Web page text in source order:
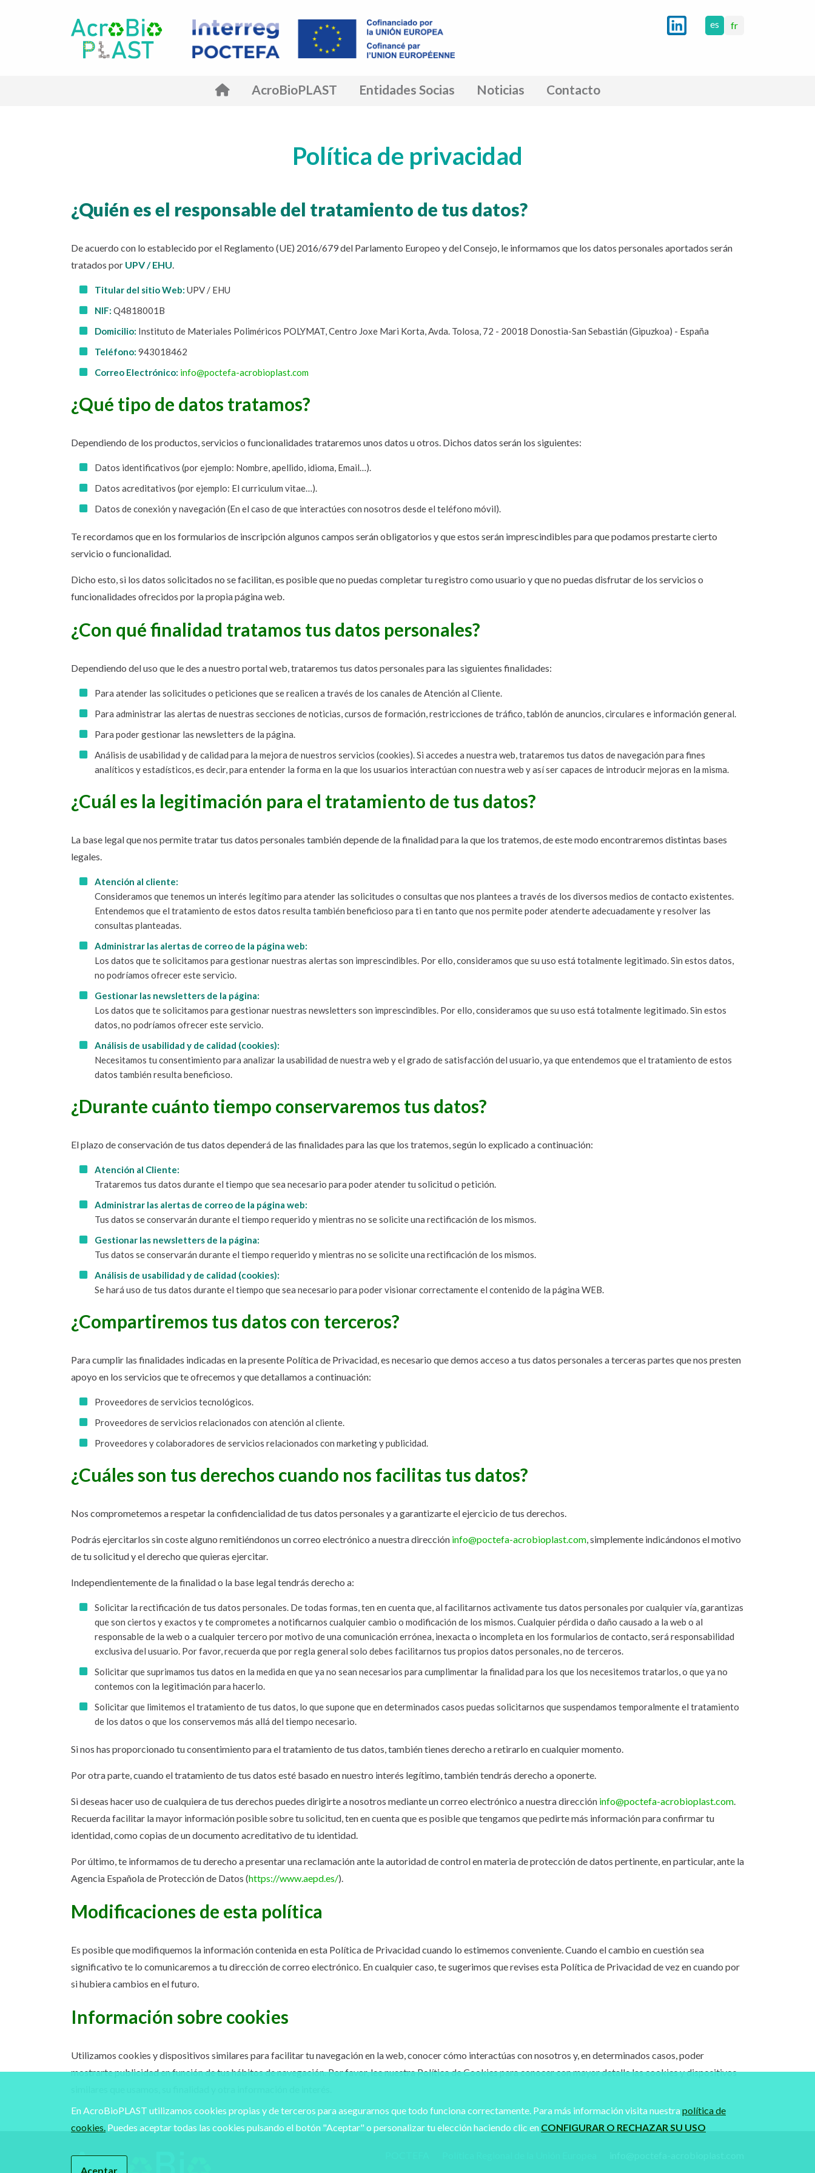
es fr
AcroBioPLAST Entidades Socias Noticias Contacto
Política de privacidad
¿Quién es el responsable del tratamiento de tus datos?
De acuerdo con lo establecido por el Reglamento (UE) 2016/679 del Parlamento Europeo y del Consejo, le informamos que los datos personales aportados serán
tratados por UPV / EHU.
Titular del sitio Web: UPV / EHU
NIF: Q4818001B
Domicilio: Instituto de Materiales Poliméricos POLYMAT, Centro Joxe Mari Korta, Avda. Tolosa, 72 - 20018 Donostia-San Sebastián (Gipuzkoa) - España
Teléfono: 943018462
Correo Electrónico: info@poctefa-acrobioplast.com
¿Qué tipo de datos tratamos?
Dependiendo de los productos, servicios o funcionalidades trataremos unos datos u otros. Dichos datos serán los siguientes:
Datos identificativos (por ejemplo: Nombre, apellido, idioma, Email…).
Datos acreditativos (por ejemplo: El curriculum vitae…).
Datos de conexión y navegación (En el caso de que interactúes con nosotros desde el teléfono móvil).
Te recordamos que en los formularios de inscripción algunos campos serán obligatorios y que estos serán imprescindibles para que podamos prestarte cierto
servicio o funcionalidad.
Dicho esto, si los datos solicitados no se facilitan, es posible que no puedas completar tu registro como usuario y que no puedas disfrutar de los servicios o
funcionalidades ofrecidos por la propia página web.
¿Con qué finalidad tratamos tus datos personales?
Dependiendo del uso que le des a nuestro portal web, trataremos tus datos personales para las siguientes finalidades:
Para atender las solicitudes o peticiones que se realicen a través de los canales de Atención al Cliente.
Para administrar las alertas de nuestras secciones de noticias, cursos de formación, restricciones de tráfico, tablón de anuncios, circulares e información general.
Para poder gestionar las newsletters de la página.
Análisis de usabilidad y de calidad para la mejora de nuestros servicios (cookies). Si accedes a nuestra web, trataremos tus datos de navegación para fines
analíticos y estadísticos, es decir, para entender la forma en la que los usuarios interactúan con nuestra web y así ser capaces de introducir mejoras en la misma.
¿Cuál es la legitimación para el tratamiento de tus datos?
La base legal que nos permite tratar tus datos personales también depende de la finalidad para la que los tratemos, de este modo encontraremos distintas bases
legales.
Atención al cliente:
Consideramos que tenemos un interés legítimo para atender las solicitudes o consultas que nos plantees a través de los diversos medios de contacto existentes.
Entendemos que el tratamiento de estos datos resulta también beneficioso para ti en tanto que nos permite poder atenderte adecuadamente y resolver las
consultas planteadas.
Administrar las alertas de correo de la página web:
Los datos que te solicitamos para gestionar nuestras alertas son imprescindibles. Por ello, consideramos que su uso está totalmente legitimado. Sin estos datos,
no podríamos ofrecer este servicio.
Gestionar las newsletters de la página:
Los datos que te solicitamos para gestionar nuestras newsletters son imprescindibles. Por ello, consideramos que su uso está totalmente legitimado. Sin estos
datos, no podríamos ofrecer este servicio.
Análisis de usabilidad y de calidad (cookies):
Necesitamos tu consentimiento para analizar la usabilidad de nuestra web y el grado de satisfacción del usuario, ya que entendemos que el tratamiento de estos
datos también resulta beneficioso.
¿Durante cuánto tiempo conservaremos tus datos?
El plazo de conservación de tus datos dependerá de las finalidades para las que los tratemos, según lo explicado a continuación:
Atención al Cliente:
Trataremos tus datos durante el tiempo que sea necesario para poder atender tu solicitud o petición.
Administrar las alertas de correo de la página web:
Tus datos se conservarán durante el tiempo requerido y mientras no se solicite una rectificación de los mismos.
Gestionar las newsletters de la página:
Tus datos se conservarán durante el tiempo requerido y mientras no se solicite una rectificación de los mismos.
Análisis de usabilidad y de calidad (cookies):
Se hará uso de tus datos durante el tiempo que sea necesario para poder visionar correctamente el contenido de la página WEB.
¿Compartiremos tus datos con terceros?
Para cumplir las finalidades indicadas en la presente Política de Privacidad, es necesario que demos acceso a tus datos personales a terceras partes que nos presten
apoyo en los servicios que te ofrecemos y que detallamos a continuación:
Proveedores de servicios tecnológicos.
Proveedores de servicios relacionados con atención al cliente.
Proveedores y colaboradores de servicios relacionados con marketing y publicidad.
¿Cuáles son tus derechos cuando nos facilitas tus datos?
Nos comprometemos a respetar la confidencialidad de tus datos personales y a garantizarte el ejercicio de tus derechos.
Podrás ejercitarlos sin coste alguno remitiéndonos un correo electrónico a nuestra dirección info@poctefa-acrobioplast.com, simplemente indicándonos el motivo
de tu solicitud y el derecho que quieras ejercitar.
Independientemente de la finalidad o la base legal tendrás derecho a:
Solicitar la rectificación de tus datos personales. De todas formas, ten en cuenta que, al facilitarnos activamente tus datos personales por cualquier vía, garantizas
que son ciertos y exactos y te comprometes a notificarnos cualquier cambio o modificación de los mismos. Cualquier pérdida o daño causado a la web o al
responsable de la web o a cualquier tercero por motivo de una comunicación errónea, inexacta o incompleta en los formularios de contacto, será responsabilidad
exclusiva del usuario. Por favor, recuerda que por regla general solo debes facilitarnos tus propios datos personales, no de terceros.
Solicitar que suprimamos tus datos en la medida en que ya no sean necesarios para cumplimentar la finalidad para los que los necesitemos tratarlos, o que ya no
contemos con la legitimación para hacerlo.
Solicitar que limitemos el tratamiento de tus datos, lo que supone que en determinados casos puedas solicitarnos que suspendamos temporalmente el tratamiento
de los datos o que los conservemos más allá del tiempo necesario.
Si nos has proporcionado tu consentimiento para el tratamiento de tus datos, también tienes derecho a retirarlo en cualquier momento.
Por otra parte, cuando el tratamiento de tus datos esté basado en nuestro interés legítimo, también tendrás derecho a oponerte.
Si deseas hacer uso de cualquiera de tus derechos puedes dirigirte a nosotros mediante un correo electrónico a nuestra dirección info@poctefa-acrobioplast.com.
Recuerda facilitar la mayor información posible sobre tu solicitud, ten en cuenta que es posible que tengamos que pedirte más información para confirmar tu
identidad, como copias de un documento acreditativo de tu identidad.
Por último, te informamos de tu derecho a presentar una reclamación ante la autoridad de control en materia de protección de datos pertinente, en particular, ante la
Agencia Española de Protección de Datos (https://www.aepd.es/).
Modificaciones de esta política
Es posible que modifiquemos la información contenida en esta Política de Privacidad cuando lo estimemos conveniente. Cuando el cambio en cuestión sea
significativo te lo comunicaremos a tu dirección de correo electrónico. En cualquier caso, te sugerimos que revises esta Política de Privacidad de vez en cuando por
si hubiera cambios en el futuro.
Información sobre cookies
Utilizamos cookies y dispositivos similares para facilitar tu navegación en la web, conocer cómo interactúas con nosotros y, en determinados casos, poder
mostrarte publicidad en función de tus hábitos de navegación. Por favor, lee nuestra Política de Cookies para conocer con mayor detalle las cookies y dispositivos
En AcroBioPLAST utilizamos cookies propias y de terceros para asegurarnos que todo funciona correctamente. Para más información visita nuestrapolítica de
cookies. Puedes aceptar todas las cookies pulsando el botón "Aceptar" o personalizar tu elección haciendo clic en CONFIGURAR O RECHAZAR SU USO
Aceptar